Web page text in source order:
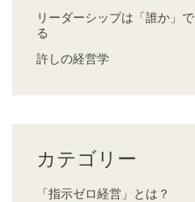
リーダーシップは「誰か」
る
許しの経営学
カテゴリー
「指示ゼロ経営」とは？